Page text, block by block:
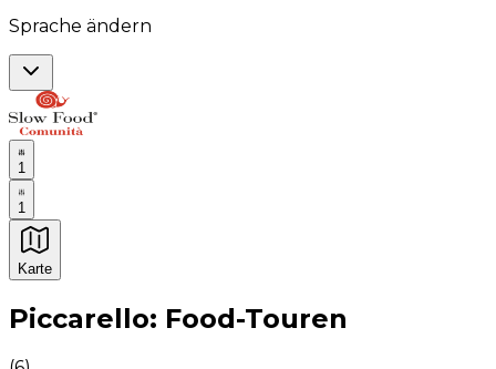
Sprache ändern
1
1
Karte
Unvergessliche kulinarische Erlebnisse:
Piccarello: Food-Touren